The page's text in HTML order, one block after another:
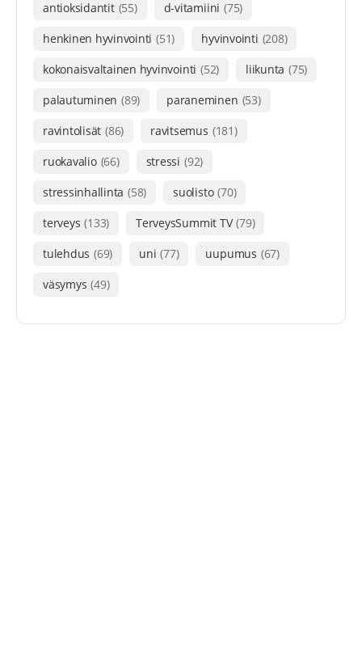
antioksidantit (55) d-vitamiini (75)
henkinen hyvinvointi (51) hyvinvointi (208)
kokonaisvaltainen hyvinvointi (52) liikunta (75)
palautuminen (89) paraneminen (53)
ravintolisät (86) ravitsemus (181)
ruokavalio (66) stressi (92)
stressinhallinta (58) suolisto (70)
terveys (133) TerveysSummit TV (79)
tulehdus (69) uni (77) uupumus (67)
väsymys (49)